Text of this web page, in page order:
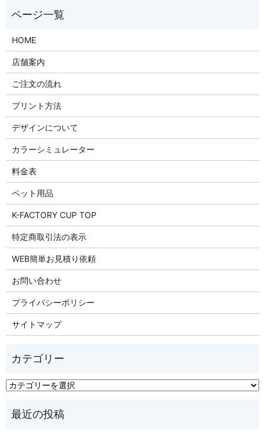
HOME
店舗案内
ご注文の流れ
プリント方法
デザインについて
カラーシミュレーター
料金表
ペット用品
K-FACTORY CUP TOP
特定商取引法の表示
WEB簡単お見積り依頼
お問い合わせ
プライバシーポリシー
サイトマップ